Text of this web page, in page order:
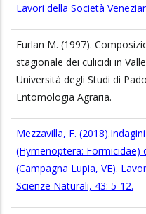
Lavori della Società
Furlan M. (1997).
stagionale dei culicidi in
Università degli Studi di
Entomologia Agraria.
Mezzavilla, F.
(Hymenoptera: Formicidae)
(Campagna Lupia, VE).
Scienze Naturali, 43: 5-12.